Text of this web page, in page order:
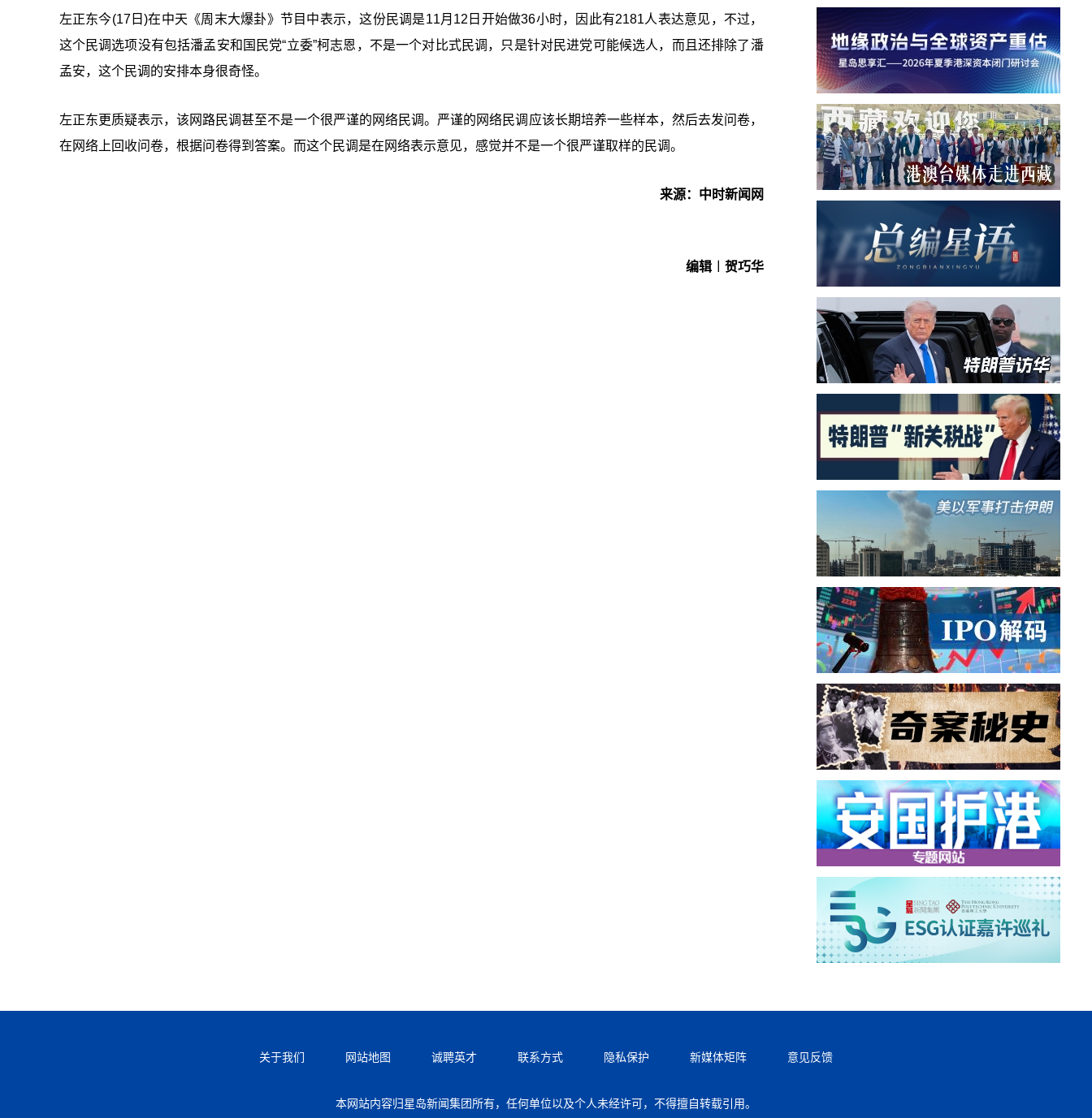
左正东今(17日)在中天《周末大爆卦》节目中表示，这份民调是11月12日开始做36小时，因此有2181人表达意见，不过，
这个民调选项没有包括潘孟安和国民党“立委”柯志恩，不是一个对比式民调，只是针对民进党可能候选人，而且还排除了潘
孟安，这个民调的安排本身很奇怪。
左正东更质疑表示，该网路民调甚至不是一个很严谨的网络民调。严谨的网络民调应该长期培养一些样本，然后去发问卷，
在网络上回收问卷，根据问卷得到答案。而这个民调是在网络表示意见，感觉并不是一个很严谨取样的民调。
来源：中时新闻网
编辑︱贺巧华
关于我们 网站地图 诚聘英才 联系方式 隐私保护 新媒体矩阵 意见反馈
本网站内容归星岛新闻集团所有，任何单位以及个人未经许可，不得擅自转载引用。